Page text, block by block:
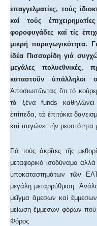
ἐπαγγελματίες, τούς
καί τούς
φοροφυγάδες καί τίς
μικρή παραγωγικότητα.
ἰδέα Πισσαρίδη γιά
μεγάλες πολυεθνικές,
καταστοῦν ὑπάλληλοι
Ἀποσιωπῶντας ὅτι τό
τά ξένα funds
ἐπίπεδα, τά ἐπιτόκια
καί παγώνει τήν ρευστότητα
Γιά τούς ἀκρῖτες τῆς
μεταφορικό ἰσοδύναμο
ὑποκαταστημάτων τῶν
μεγάλη μεταρρύθμιση.
μεῖγμα ἄμεσων καί
μείωση ἔμμεσων φόρων πού
Φόρος